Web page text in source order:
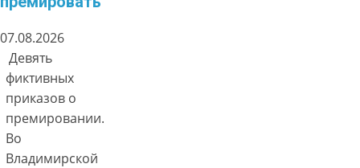
07.08.2026
Девять
фиктивных
приказов о
премировании.
Во
Владимирской